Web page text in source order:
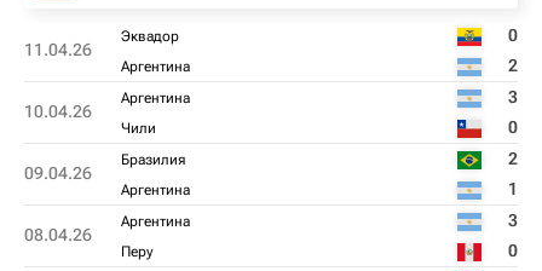
11.04.26
Эквадор 0
Аргентина 2
10.04.26
Аргентина 3
Чили 0
09.04.26
Бразилия 2
Аргентина 1
08.04.26
Аргентина 3
Перу 0